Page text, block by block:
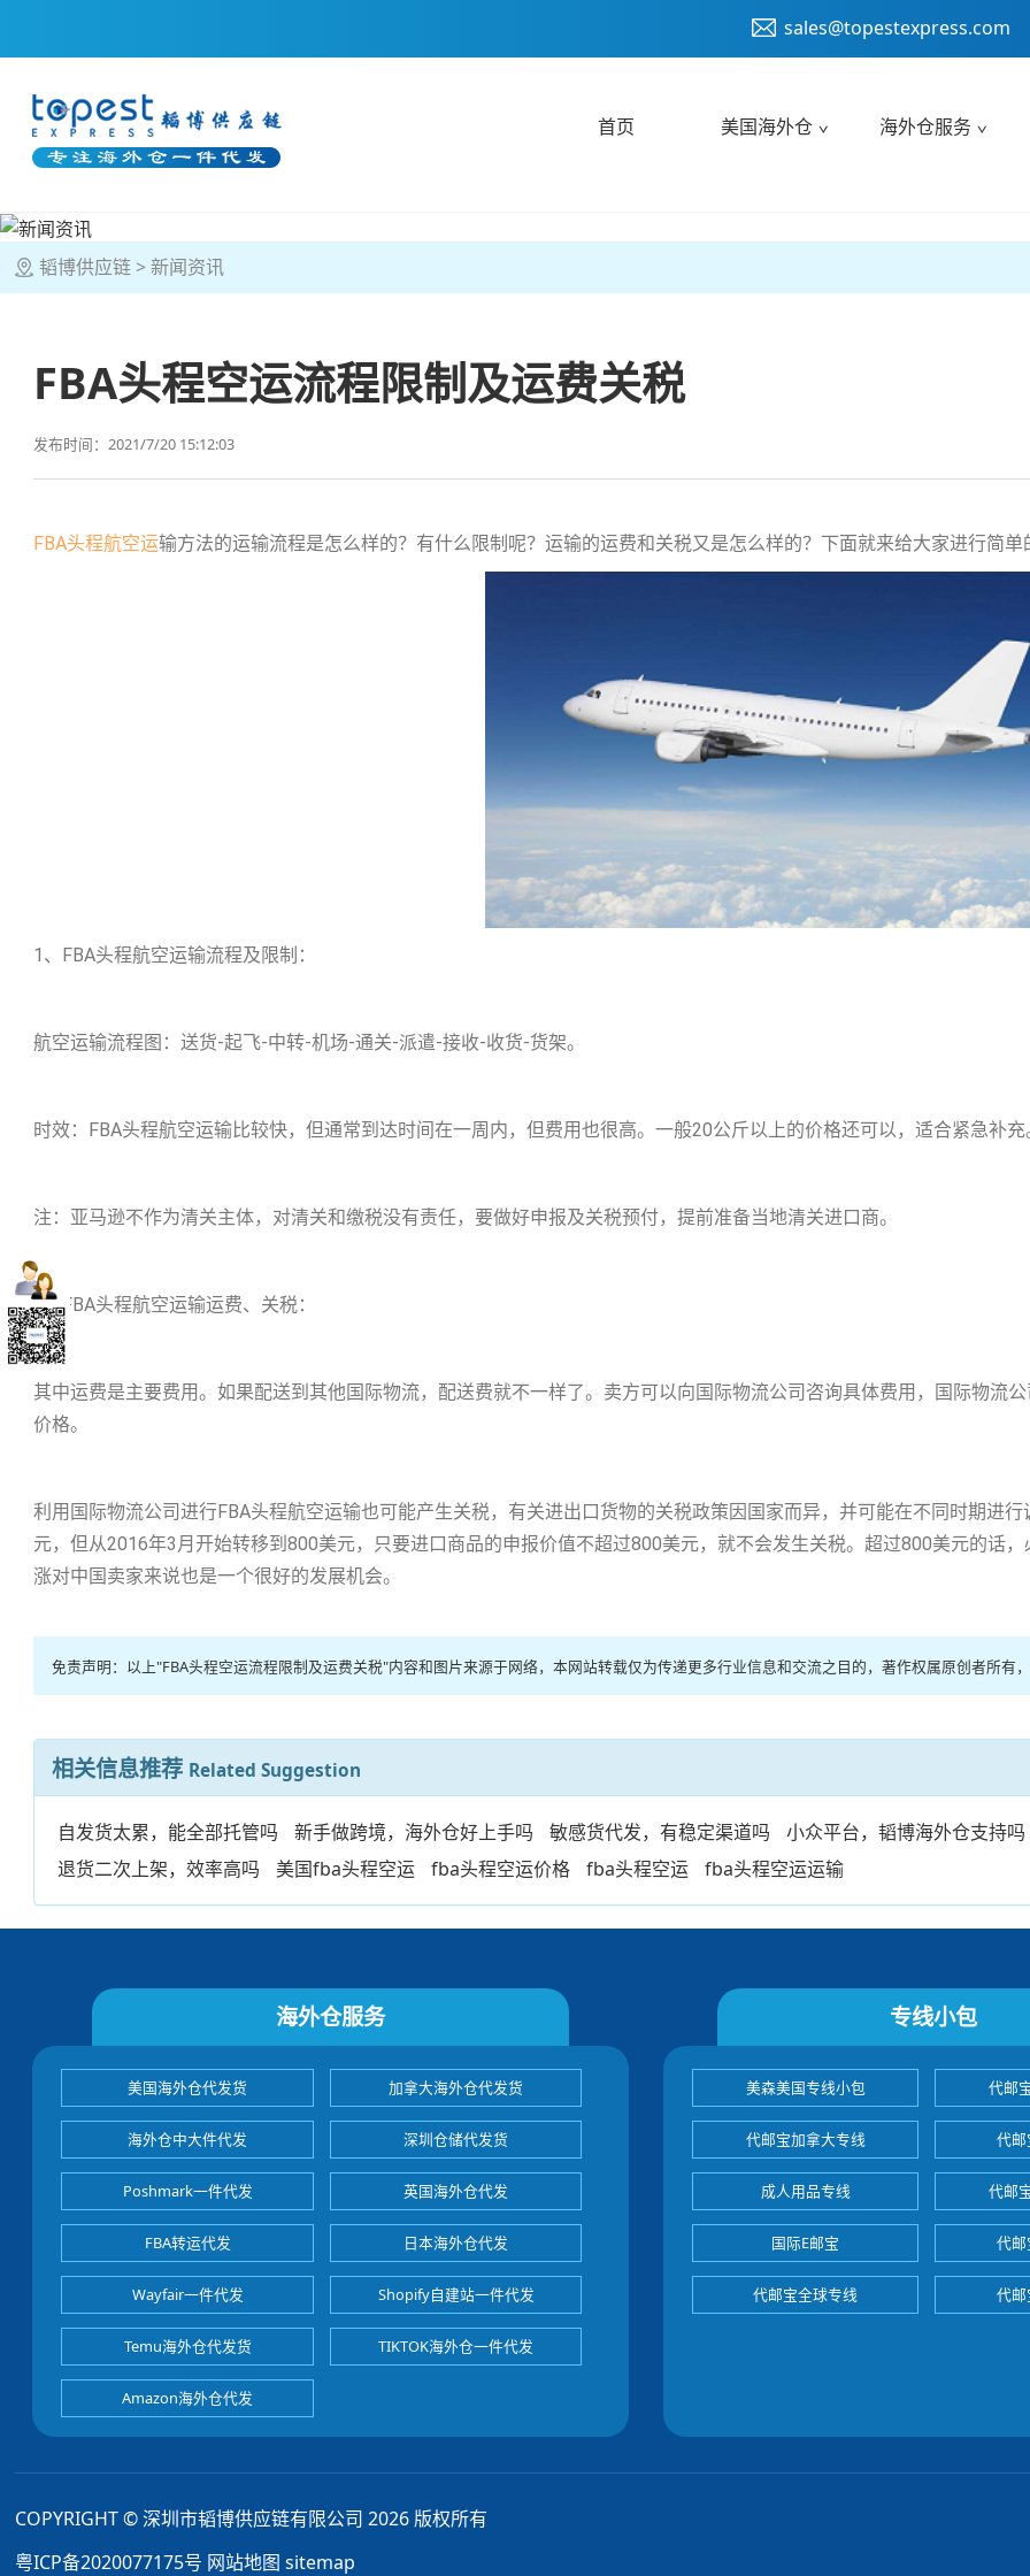
sales@topestexpress.com
首页 美国海外仓 海外仓服务
韬博供应链 新闻资讯
FBA头程空运流程限制及运费关税
发布时间：2021/7/20 15:12:03
FBA头程航空运输方法的运输流程是怎么样的？有什么限制呢？运输的运费和关税又是怎么样的？下面就来给大家进行简单
1、FBA头程航空运输流程及限制：
航空运输流程图：送货-起飞-中转-机场-通关-派遣-接收-收货-货架。
时效：FBA头程航空运输比较快，但通常到达时间在一周内，但费用也很高。一般20公斤以上的价格还可以，适合紧急补
注：亚马逊不作为清关主体，对清关和缴税没有责任，要做好申报及关税预付，提前准备当地清关进口商。
2、FBA头程航空运输运费、关税：
其中运费是主要费用。如果配送到其他国际物流，配送费就不一样了。卖方可以向国际物流公司咨询具体费用，国际物流
价格。
利用国际物流公司进行FBA头程航空运输也可能产生关税，有关进出口货物的关税政策因国家而异，并可能在不同时期进
元，但从2016年3月开始转移到800美元，只要进口商品的申报价值不超过800美元，就不会发生关税。超过800美元的话
涨对中国卖家来说也是一个很好的发展机会。
免责声明：以上"FBA头程空运流程限制及运费关税"内容和图片来源于网络，本网站转载仅为传递更多行业信息和交流之目的，著作权属原创者所有
相关信息推荐 Related Suggestion
自发货太累，能全部托管吗 新手做跨境，海外仓好上手吗 敏感货代发，有稳定渠道吗
小众平台，韬博海外仓支持吗
退货二次上架，效率高吗
美国fba头程空运 fba头程空运价格 fba头程空运 fba头程空运运输
海外仓服务
美国海外仓代发货 加拿大海外仓代发货
海外仓中大件代发 深圳仓储代发货
Poshmark一件代发 英国海外仓代发
FBA转运代发 日本海外仓代发
Wayfair一件代发 Shopify自建站一件代发
Temu海外仓代发货 TIKTOK海外仓一件代发
Amazon海外仓代发
专线小包
美森美国专线小包 代邮
代邮宝加拿大专线 代
成人用品专线 代邮
国际E邮宝 代
代邮宝全球专线 代
COPYRIGHT © 深圳市韬博供应链有限公司 2026 版权所有
粤ICP备2020077175号 网站地图 sitemap